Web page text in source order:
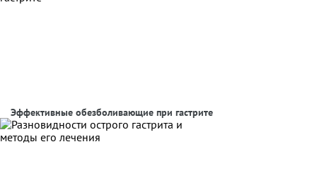
Эффективные обезболивающие при гастрите